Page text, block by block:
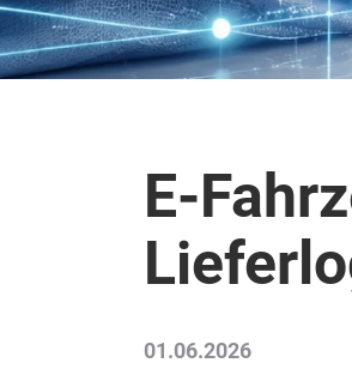
E-
01.06.2026